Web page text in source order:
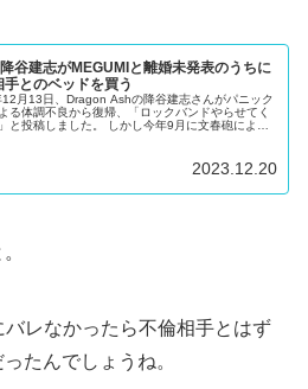
谷建志がMEGUMIと離婚未発表のうちに
手とのベッドを買う
月13日、Dragon Ashの降谷建志さんがパニック
る体調不良から復帰、「ロックバンドやらせてく
と投稿しました。 しかし今年9月に文春砲により
2023.12.20
レなかったら不倫相手とはず
たんでしょうね。